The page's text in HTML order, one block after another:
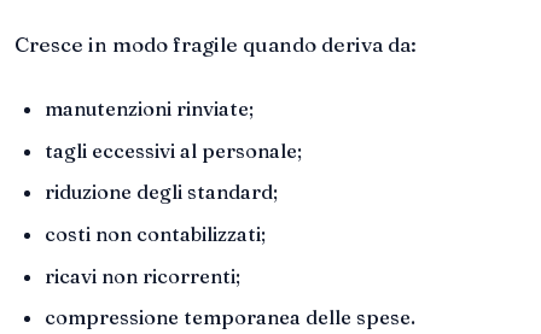
Cresce in modo fragile quando deriva da:
manutenzioni rinviate;
tagli eccessivi al personale;
riduzione degli standard;
costi non contabilizzati;
ricavi non ricorrenti;
compressione temporanea delle spese.